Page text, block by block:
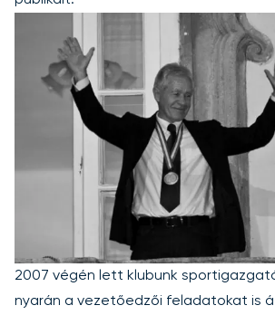
2007 végén lett klubunk
nyarán a vezetőedzői feladatokat is